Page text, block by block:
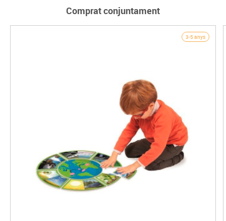
Comprat conjuntament
3-5 anys